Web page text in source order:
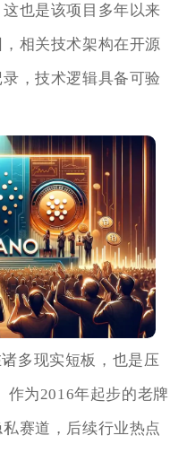
也是该项目多年以来
相关技术架构在开源
，技术逻辑具备可验
多现实短板，也是压
作为2016年起步的老牌
赛道，后续行业热点